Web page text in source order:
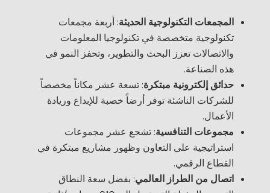
المجمعات التكنولوجية الحديثة: أربعة مجمعات
تكنولوجية متخصصة في تكنولوجيا المعلومات
والاتصالات تعزز البحث والتطوير، وتحفز النمو في
هذه الصناعة.
حدائق إلكترونية مبتكرة: تسعة عشر مكاناً مخصصاً
للشركات الناشئة توفر أرضاً خصبة للإبداع وريادة
الأعمال.
مجموعات التنافسية: تشجع عشر مجموعات
استراتيجية على التعاون وظهور مشاريع مبتكرة في
القطاع الرقمي.
اتصال من الطراز العالمي: بفضل سعة النطاق